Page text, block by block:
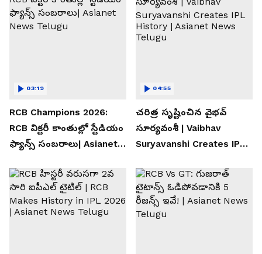
RCB Champions 2026:
RCB విక్టరీ కాంతుల్లో స్టేడియం
ఫ్యాన్స్ సంబరాలు| Asianet
03:19
చరిత్ర సృష్టించిన వైభవ్
సూర్యవంశీ | Vaibhav
Suryavanshi Creates IPL
Telugu
04:55